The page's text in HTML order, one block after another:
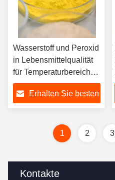
Kontakte
Wasserstoff und Peroxid
in Lebensmittelqualität
für Temperaturbereiche
25C-65C sicher
Erhalten Sie besten
1 2 3